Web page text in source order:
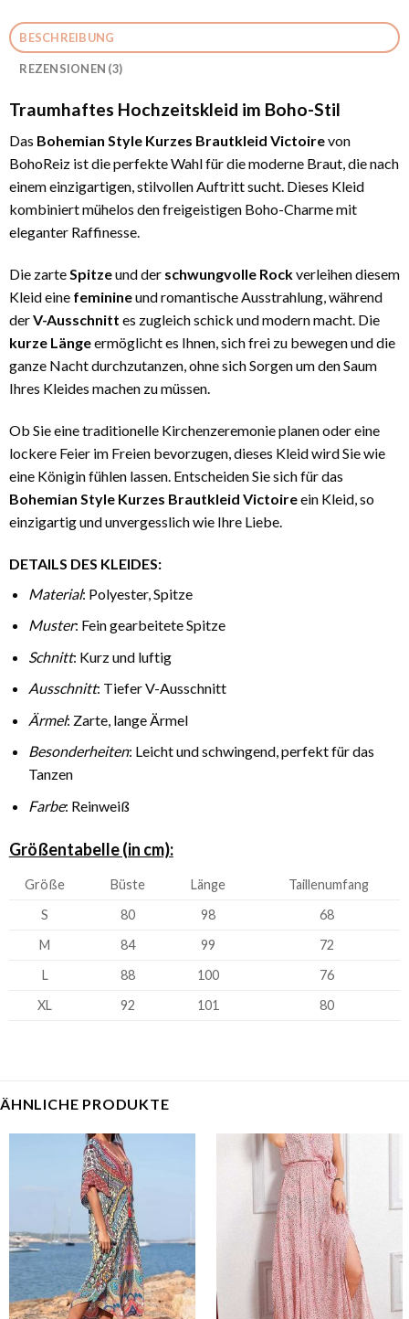
BESCHREIBUNG
REZENSIONEN (3)
Traumhaftes Hochzeitskleid im Boho-Stil
Das Bohemian Style Kurzes Brautkleid Victoirevon
BohoReiz ist die perfekte Wahl für die moderne Braut, die nach
einem einzigartigen, stilvollen Auftritt sucht. Dieses Kleid
kombiniert mühelos den freigeistigen Boho-Charme mit
eleganter Raffinesse.
Die zarteSpitzeund der schwungvolle Rockverleihen diesem
Kleid eine feminineund romantische Ausstrahlung, während
derV-Ausschnitt es zugleich schick und modern macht. Die
kurze Längeermöglicht es Ihnen, sich frei zu bewegen und die
ganze Nacht durchzutanzen, ohne sich Sorgen um den Saum
Ihres Kleides machen zu müssen.
Ob Sie eine traditionelle Kirchenzeremonie planen oder eine
lockere Feier im Freien bevorzugen, dieses Kleid wird Sie wie
eine Königin fühlen lassen. Entscheiden Sie sich für das
Bohemian Style Kurzes Brautkleid Victoireein Kleid, so
einzigartig und unvergesslich wie Ihre Liebe.
DETAILS DES KLEIDES:
Material: Polyester, Spitze
Muster: Fein gearbeitete Spitze
Schnitt: Kurz und luftig
Ausschnitt: Tiefer V-Ausschnitt
Ärmel: Zarte, lange Ärmel
Besonderheiten: Leicht und schwingend, perfekt für das
Tanzen
Farbe: Reinweiß
Größentabelle (in cm):
Größe Büste Länge
Taillenumfang
S
80 98
68
M
84 99
72
L
88 100
76
XL
92 101 80
ÄHNLICHE PRODUKTE